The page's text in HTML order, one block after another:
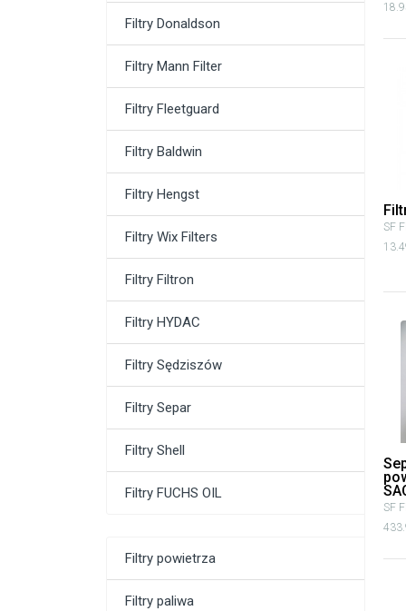
Filtry Donaldson
Filtry Mann Filter
Filtry Fleetguard
Filtry Baldwin
Filtry Hengst
Filtry Wix Filters
Filtry Filtron
Filtry HYDAC
Filtry Sędziszów
Filtry Separ
Filtry Shell
Filtry FUCHS OIL
Filtry powietrza
Filtry paliwa
SF
SF